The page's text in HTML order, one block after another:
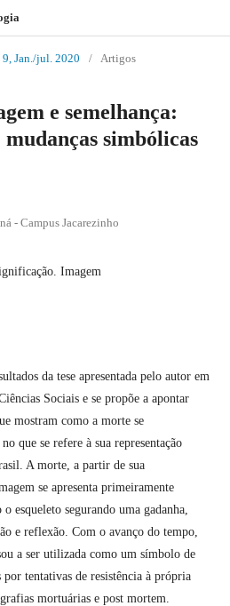
9, Jan./jul. 2020 / Artigos
e semelhança:
mudanças simbólicas
- Campus Jacarezinho
Imagem
da tese apresentada pelo autor em
Sociais e se propõe a apontar
mostram como a morte se
que se refere à sua representação
A morte, a partir de sua
se apresenta primeiramente
esqueleto segurando uma gadanha,
e reflexão. Com o avanço do tempo,
a ser utilizada como um símbolo de
tentativas de resistência à própria
mortuárias e post mortem.